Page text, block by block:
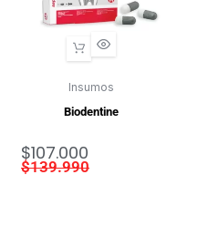
Insumos
Biodentine
$139.990
$107.000